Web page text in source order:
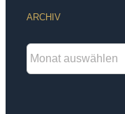
ARCHIV
Archiv